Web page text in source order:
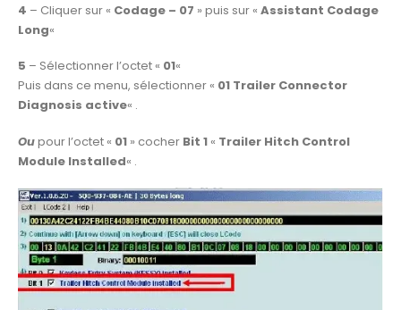
4 – Cliquer sur « Codage – 07 » puis sur « Assistant Codage
Long«
5 – Sélectionner l’octet « 01«
Puis dans ce menu, sélectionner « 01 Trailer Connector
Diagnosis active« .
Oupour l’octet « 01 » cocher Bit 1 « Trailer Hitch Control
Module Installed« .